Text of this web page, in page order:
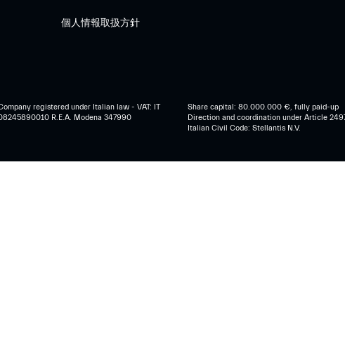
個人情報取扱方針
registered under Italian law - VAT: IT
R.E.A. Modena 347990
Share capital: 80.000.000 €, fully paid-up
Direction and coordination under Article
Italian Civil Code: Stellantis N.V.